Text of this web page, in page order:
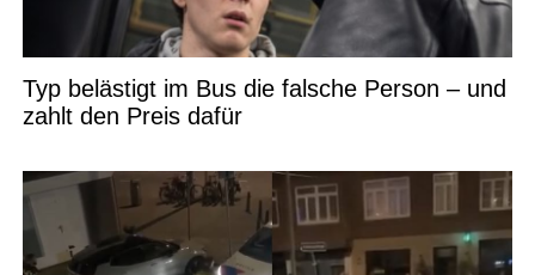
Typ belästigt im Bus die falsche Person – und
zahlt den Preis dafür